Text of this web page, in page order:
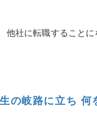
他社に転職すること
の岐路に立ち 何